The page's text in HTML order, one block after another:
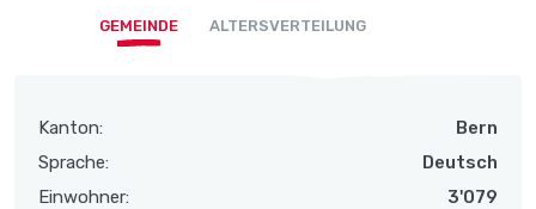
GEMEINDE ALTERSVERTEILUNG
Kanton:
Bern
Sprache:
Deutsch
Einwohner:
3'079